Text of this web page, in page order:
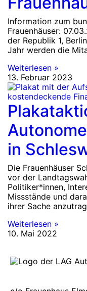
Information zum
Frauenhäuser:
der Republik 1,
Jahr werden die
Weiterlesen »
13. Februar 2023
in
Die Frauenhäuser
vor der
Politiker*innen,
Missstände und
ihrer Sache
Weiterlesen »
10. Mai 2022